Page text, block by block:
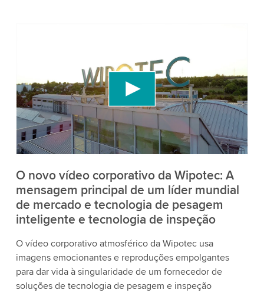
carregar o serviço de vídeo do YouTube!
Utilizamos um serviço de terceiros para incorporar
conteúdo de vídeo que pode coletar dados sobre
sua atividade. Por favor, reveja os detalhes e
aceite o serviço para assistir a este vídeo.
Aceitar Mais informações
O novo vídeo corporativo da Wipotec: A
mensagem principal de um líder mundial
de mercado e tecnologia de pesagem
inteligente e tecnologia de inspeção
O vídeo corporativo atmosférico da Wipotec usa
imagens emocionantes e reproduções empolgantes
para dar vida à singularidade de um fornecedor de
soluções de tecnologia de pesagem e inspeção